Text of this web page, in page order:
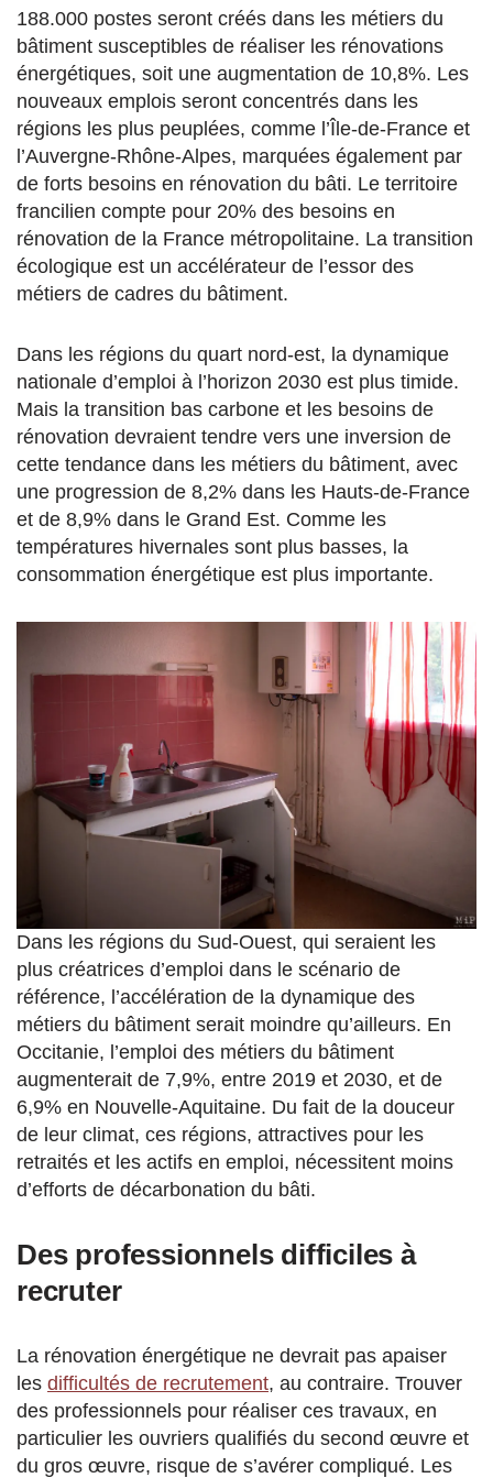
188.000 postes seront créés dans les métiers du
bâtiment susceptibles de réaliser les rénovations
énergétiques, soit une augmentation de 10,8%. Les
nouveaux emplois seront concentrés dans les
régions les plus peuplées, comme l’Île-de-France et
l’Auvergne-Rhône-Alpes, marquées également par
de forts besoins en rénovation du bâti. Le territoire
francilien compte pour 20% des besoins en
rénovation de la France métropolitaine. La transition
écologique est un accélérateur de l’essor des
métiers de cadres du bâtiment.
Dans les régions du quart nord-est, la dynamique
nationale d’emploi à l’horizon 2030 est plus timide.
Mais la transition bas carbone et les besoins de
rénovation devraient tendre vers une inversion de
cette tendance dans les métiers du bâtiment, avec
une progression de 8,2% dans les Hauts-de-France
et de 8,9% dans le Grand Est. Comme les
températures hivernales sont plus basses, la
consommation énergétique est plus importante.
Dans les régions du Sud-Ouest, qui seraient les
plus créatrices d’emploi dans le scénario de
référence, l’accélération de la dynamique des
métiers du bâtiment serait moindre qu’ailleurs. En
Occitanie, l’emploi des métiers du bâtiment
augmenterait de 7,9%, entre 2019 et 2030, et de
6,9% en Nouvelle-Aquitaine. Du fait de la douceur
de leur climat, ces régions, attractives pour les
retraités et les actifs en emploi, nécessitent moins
d’efforts de décarbonation du bâti.
Des professionnels difficiles à
recruter
La rénovation énergétique ne devrait pas apaiser
les difficultés de recrutement, au contraire. Trouver
des professionnels pour réaliser ces travaux, en
particulier les ouvriers qualifiés du second œuvre et
du gros œuvre, risque de s’avérer compliqué. Les